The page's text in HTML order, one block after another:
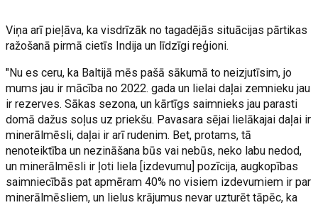
Viņa arī pieļāva, ka visdrīzāk no tagadējās situācijas pārtikas
ražošanā pirmā cietīs Indija un līdzīgi reģioni.
"Nu es ceru, ka Baltijā mēs pašā sākumā to neizjutīsim, jo
mums jau ir mācība no 2022. gada un lielai daļai zemnieku jau
ir rezerves. Sākas sezona, un kārtīgs saimnieks jau parasti
domā dažus soļus uz priekšu. Pavasara sējai lielākajai daļai ir
minerālmēsli, daļai ir arī rudenim. Bet, protams, tā
nenoteiktība un nezināšana būs vai nebūs, neko labu nedod,
un minerālmēsli ir ļoti liela [izdevumu] pozīcija, augkopības
saimniecībās pat apmēram 40% no visiem izdevumiem ir par
minerālmēsliem, un lielus krājumus nevar uzturēt tāpēc, ka